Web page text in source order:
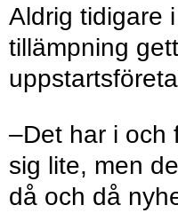
Aldrig tidigare
tillämpning
–Det har i och
sig lite, men
då och då